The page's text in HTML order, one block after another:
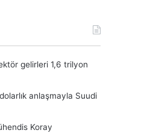
gelirleri 1,6 trilyon
anlaşmayla Suudi
Koray